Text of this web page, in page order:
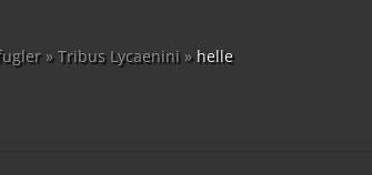
»Tribus Lycaenini» helle